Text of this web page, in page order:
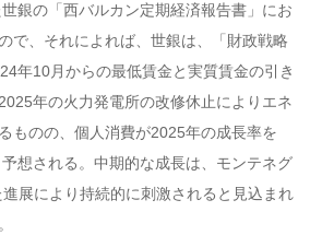
銀の「西バルカン定期経済報告書」にお
で、それによれば、世銀は、「財政戦略
年10月からの最低賃金と実質賃金の引き
年の火力発電所の改修休止によりエネ
ものの、個人消費が2025年の成長率を
想される。中期的な成長は、モンテネグ
展により持続的に刺激されると見込まれ